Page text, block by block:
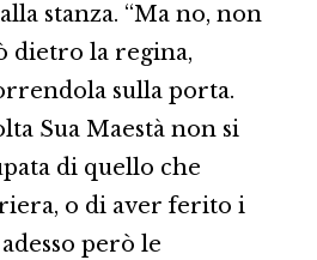
stanza. “Ma no, non
dietro la regina,
sulla porta.
Sua Maestà non si
di quello che
o di aver ferito i
però le